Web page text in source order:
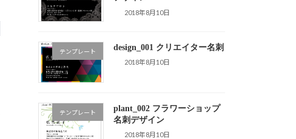
2018年8月10日
テンプレート design_001 クリエイター名刺
2018年8月10日
テンプレート
plant_002 フラワーショップ
名刺デザイン
2018年8月10日